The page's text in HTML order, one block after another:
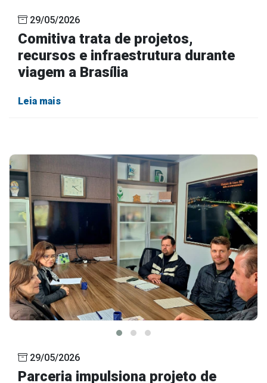
29/05/2026
Comitiva trata de projetos,
recursos e infraestrutura durante
viagem a Brasília
Leia mais
29/05/2026
Parceria impulsiona projeto de